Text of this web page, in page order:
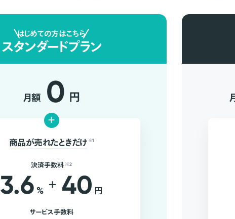
はじめての方はこちら
スタンダードプラン
月額 0 円
+
商品が売れたときだけ ※1
決済手数料 ※2
3.6 % + 40 円
サービス手数料